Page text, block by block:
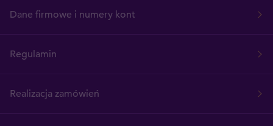
Dane firmowe i numery kont
Regulamin
Realizacja zamówień